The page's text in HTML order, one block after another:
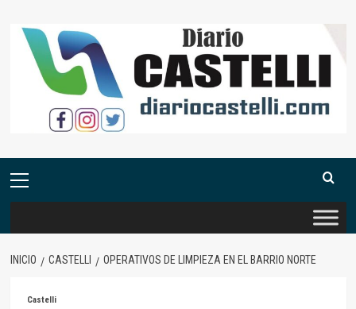
contenido
Menú
INICIO CASTELLI OPERATIVOS DE LIMPIEZA EN EL BARRIO NORTE
Castelli